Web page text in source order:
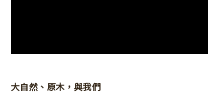
大自然、原木，與我們